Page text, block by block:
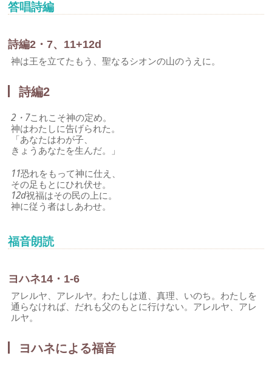
答唱詩編
詩編2・7、11+12d
神は王を立てたもう、聖なるシオンの山のうえに。
詩編2
2・7これこそ神の定め。
神はわたしに告げられた。
「あなたはわが子、
きょうあなたを生んだ。」
11恐れをもって神に仕え、
その足もとにひれ伏せ。
12d祝福はその民の上に。
神に従う者はしあわせ。
福音朗読
ヨハネ14・1-6
アレルヤ、アレルヤ。わたしは道、真理、いのち。わたしを
通らなければ、だれも父のもとに行けない。アレルヤ、アレ
ルヤ。
ヨハネによる福音